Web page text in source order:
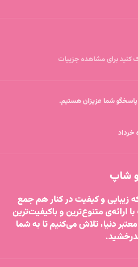
خرداد
شاپ
زیبایی و کیفیت در کنار هم جمع
ارائه‌ی متنوع‌ترین و باکیفیت‌ترین
دنیا، تلاش می‌کنیم تا به شما